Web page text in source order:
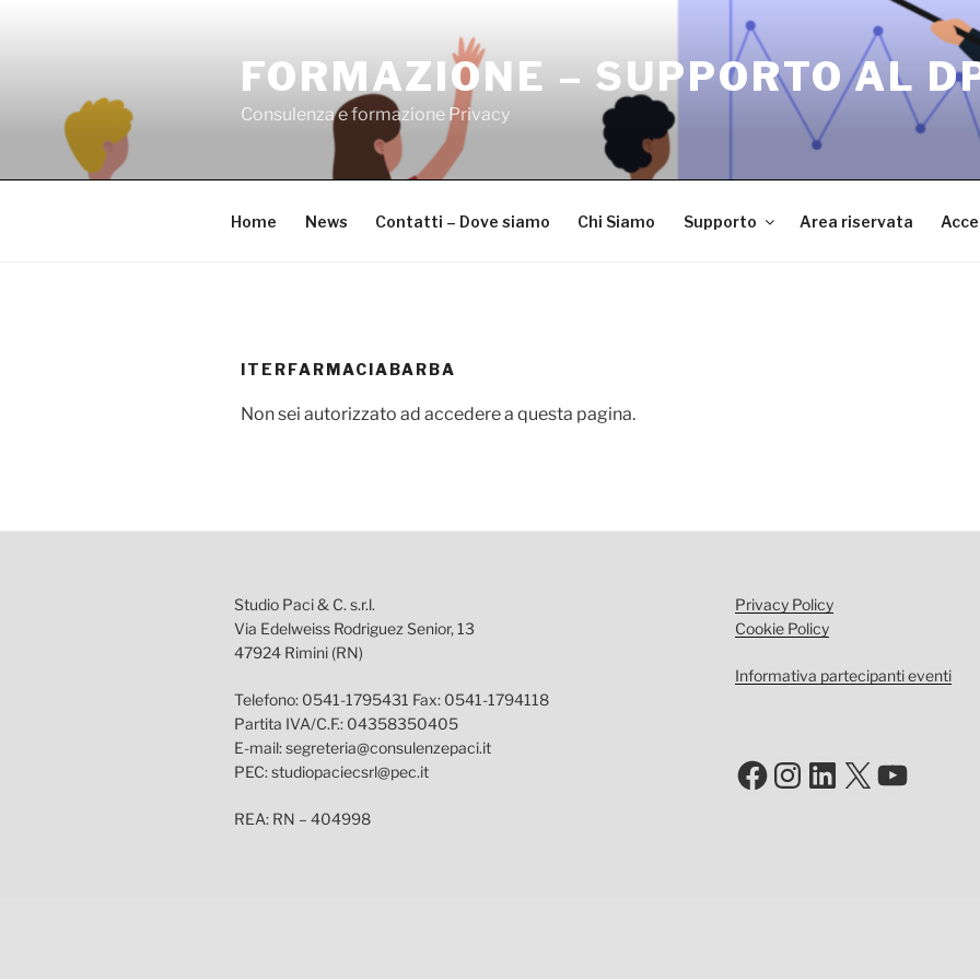
FORMAZIONE – SUPPORTO AL
Consulenza e formazione Privacy
Home News Contatti – Dove siamo Chi Siamo Supporto Area riservata
ITERFARMACIABARBA
Non sei autorizzato ad accedere a questa pagina.
Studio Paci & C. s.r.l.
Via Edelweiss Rodriguez Senior, 13
47924 Rimini (RN)
Telefono: 0541-1795431 Fax: 0541-1794118
Partita IVA/C.F.: 04358350405
E-mail: segreteria@consulenzepaci.it
PEC: studiopaciecsrl@pec.it
REA: RN – 404998
Privacy Policy
Cookie Policy
Informativa partecipanti eventi
Facebook
Instagram
LinkedIn
X